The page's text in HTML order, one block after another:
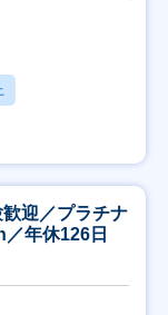
迎／プラチナ
年休126日